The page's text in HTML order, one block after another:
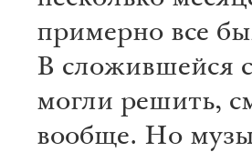
примерно все
В сложившейся
могли решить,
вообще. Но